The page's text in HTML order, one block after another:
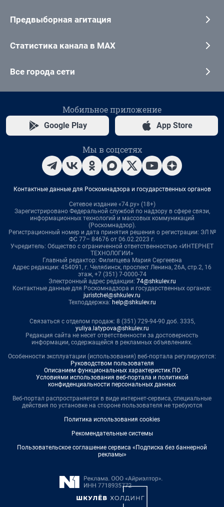
Предвыборная агитация
Статистика канала в MAX
Все города сети
Мобильное приложение
Google Play App Store
Мы в соцсетях
Контактные данные для Роскомнадзора и государственных органов
Сетевое издание «74.ру» (18+)
Зарегистрировано Федеральной службой по надзору в сфере связи,
информационных технологий и массовых коммуникаций
(Роскомнадзор).
Регистрационный номер и дата принятия решения о регистрации: ЭЛ №
ФС 77– 84676 от 06.02.2023 г.
Учредитель: Общество с ограниченной ответственностью «ИНТЕРНЕТ
ТЕХНОЛОГИИ»
Главный редактор: Филипцева Мария Сергеевна
Адрес редакции: 454091, г. Челябинск, проспект Ленина, 26А, стр.2, 16
этаж, +7 (351) 7-0000-74
Электронный адрес редакции: 74@shkulev.ru
Контактные данные для Роскомнадзора и государственных органов:
juristchel@shkulev.ru
Техподдержка: help@shkulev.ru
Связаться с отделом продаж: 8 (351) 729-94-90 доб. 3335,
yuliya.latypova@shkulev.ru
Редакция сайта не несет ответственности за достоверность
информации, содержащейся в рекламных объявлениях.
Особенности эксплуатации (использования) веб-портала регулируются:
Руководством пользователя
Описанием функциональных характеристик ПО
Условиями использования веб-портала и политикой
конфиденциальности персональных данных
Веб-портал распространяется в виде интернет-сервиса, специальные
действия по установке на стороне пользователя не требуются
Политика использования cookies
Рекомендательные системы
Пользовательское соглашение сервиса «Подписка без баннерной
рекламы»